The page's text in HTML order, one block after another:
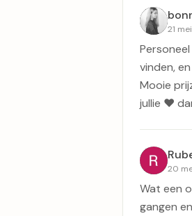
21
vinden,
Mooie
jullie ❤️
20
Wat een
gangen